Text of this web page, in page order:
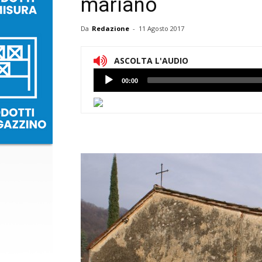
mariano
Da Redazione - 11 Agosto 2017
ASCOLTA L'AUDIO
Lettore
Audio
00:00